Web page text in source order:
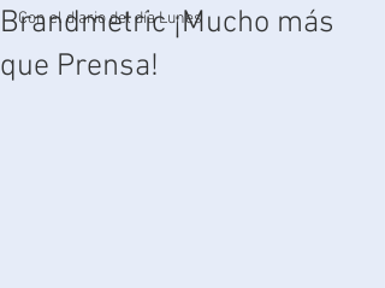
Con el diario del día Lunes
Brandmetric ¡Mucho más
que Prensa!